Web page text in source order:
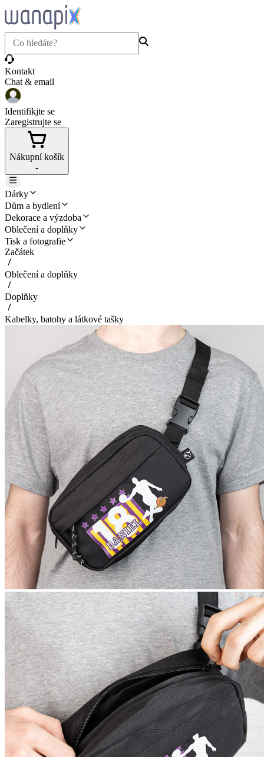
Kontakt
Chat & email
Identifikjte se
Zaregistrujte se
Nákupní košík
-
Dárky
Dům a bydlení
Dekorace a výzdoba
Oblečení a doplňky
Tisk a fotografie
Začátek
Oblečení a doplňky
Doplňky
Kabelky, batohy a látkové tašky